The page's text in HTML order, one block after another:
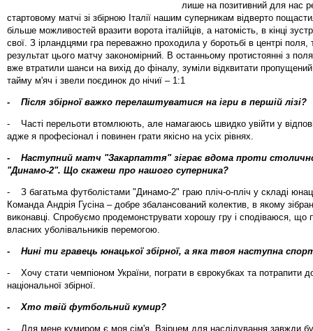
лише на позитивний для нас
стартовому матчі зі збірною Італії нашим суперникам відверто
більше можливостей вразити ворота італійців, а натомість, в кінці
свої. З ірландцями гра переважно проходила у боротьбі в центрі поля,
результат цього матчу закономірний. В останньому протистоянні з
вже втратили шанси на вихід до фіналу, зуміли відквитати пропущений
тайму м'яч і звели поєдинок до нічиї – 1:1
- Після збірної важко перелаштуватися на ігри в першій лізі?
- Часті перельоти втомлюють, але намагаюсь швидко увійти у
адже я професіонал і повинен грати якісно на усіх рівнях.
- Наступний матч "Закарпаття" зіграє вдома проти
"Динамо-2". Що скажеш про нашого суперника?
- З багатьма футболістами "Динамо-2" граю пліч-о-пліч у складі
Команда Андрія Гусіна – добре збалансований колектив, в якому
виконавці. Спробуємо продемонструвати хорошу гру і сподіваюся, що
власних уболівальників перемогою.
- Нині ти гравець юнацької збірної, а яка твоя наступна
- Хочу стати чемпіоном України, пограти в єврокубках та потрапити
національної збірної.
- Хто твій футбольний кумир?
- Для мене кумиром є моя сім'я. Взірцем для наслідування завжди